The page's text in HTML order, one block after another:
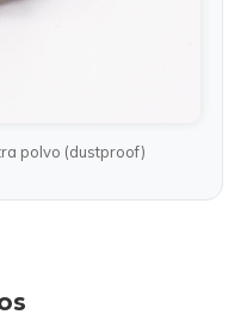
polvo (dustproof)